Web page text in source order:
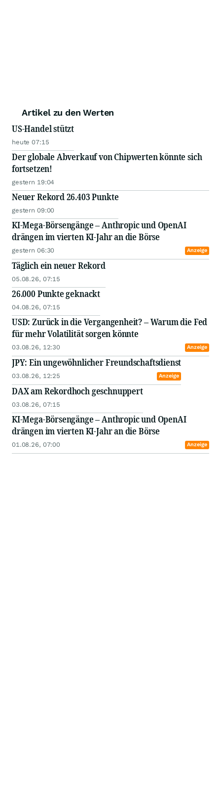
Artikel zu den Werten
US-Handel stützt
heute 07:15
Der globale Abverkauf von Chipwerten könnte sich
fortsetzen!
gestern 19:04
Neuer Rekord 26.403 Punkte
gestern 09:00
KI-Mega-Börsengänge – Anthropic und OpenAI
drängen im vierten KI-Jahr an die Börse
gestern 06:30 Anzeige
Täglich ein neuer Rekord
05.08.26, 07:15
26.000 Punkte geknackt
04.08.26, 07:15
USD: Zurück in die Vergangenheit? – Warum die Fed
für mehr Volatilität sorgen könnte
03.08.26, 12:30 Anzeige
JPY: Ein ungewöhnlicher Freundschaftsdienst
03.08.26, 12:25 Anzeige
DAX am Rekordhoch geschnuppert
03.08.26, 07:15
KI-Mega-Börsengänge – Anthropic und OpenAI
drängen im vierten KI-Jahr an die Börse
01.08.26, 07:00 Anzeige